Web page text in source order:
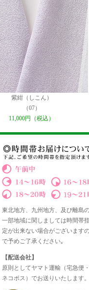
紫紺（しこん）
（07）
11,000円（税込）
東北地方、九州地方、及び離島
一部地域に関しましては時間帯
定が出来ない場合がございます
で予めご了承ください｡
【配送会社】
原則としてヤマト運輸（宅急便
ネコポス）でお送りいたします